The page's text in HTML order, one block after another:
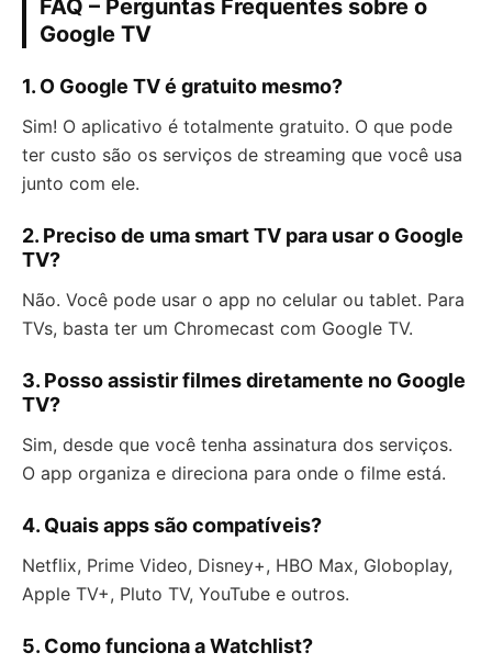
FAQ – Perguntas Frequentes sobre o
Google TV
1. O Google TV é gratuito mesmo?
Sim! O aplicativo é totalmente gratuito. O que pode
ter custo são os serviços de streaming que você usa
junto com ele.
2. Preciso de uma smart TV para usar o Google
TV?
Não. Você pode usar o app no celular ou tablet. Para
TVs, basta ter um Chromecast com Google TV.
3. Posso assistir filmes diretamente no Google
TV?
Sim, desde que você tenha assinatura dos serviços.
O app organiza e direciona para onde o filme está.
4. Quais apps são compatíveis?
Netflix, Prime Video, Disney+, HBO Max, Globoplay,
Apple TV+, Pluto TV, YouTube e outros.
5. Como funciona a Watchlist?